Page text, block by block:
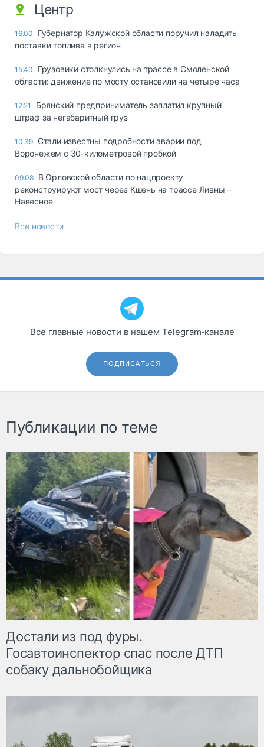
Центр
16:00
Губернатор Калужской области поручил наладить
поставки топлива в регион
15:40
Грузовики столкнулись на трассе в Смоленской
области: движение по мосту остановили на четыре часа
12:21
Брянский предприниматель заплатил крупный
штраф за негабаритный груз
10:39 Стали известны подробности аварии под
Воронежем с 30-километровой пробкой
09.08 В Орловской области по нацпроекту
реконструируют мост через Кшень на трассе Ливны –
Навесное
Все новости
Все главные новости в нашем Telegram‑канале
ПОДПИСАТЬСЯ
Публикации по теме
Достали из под фуры.
Госавтоинспектор спас после ДТП
собаку дальнобойщика